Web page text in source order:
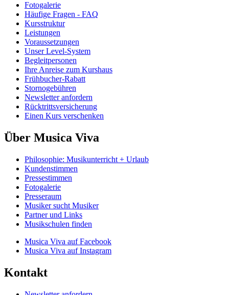
Fotogalerie
Häufige Fragen - FAQ
Kursstruktur
Leistungen
Voraussetzungen
Unser Level-System
Begleitpersonen
Ihre Anreise zum Kurshaus
Frühbucher-Rabatt
Stornogebühren
Newsletter anfordern
Rücktrittsversicherung
Einen Kurs verschenken
Über Musica Viva
Philosophie: Musikunterricht + Urlaub
Kundenstimmen
Pressestimmen
Fotogalerie
Presseraum
Musiker sucht Musiker
Partner und Links
Musikschulen finden
Musica Viva auf Facebook
Musica Viva auf Instagram
Kontakt